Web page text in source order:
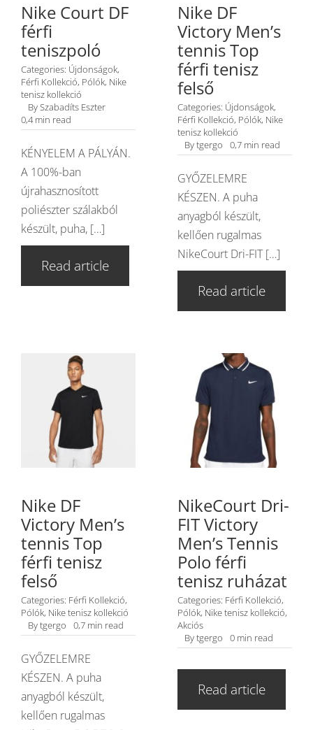
Nike Court DF
férfi
teniszpoló
Categories: Újdonságok,
Férfi Kollekció, Pólók, Nike
tenisz kollekció
BySzabadíts Eszter
0,4 min read
KÉNYELEM A PÁLYÁN.
A 100%-ban
újrahasznosított
poliészter szálakból
készült, puha, […]
Read article
Nike DF
Victory Men’s
tennis Top
férfi tenisz
felső
Categories: Újdonságok,
Férfi Kollekció, Pólók, Nike
tenisz kollekció
Bytgergo 0,7 min read
GYŐZELEMRE
KÉSZEN. A puha
anyagból készült,
kellően rugalmas
NikeCourt Dri-FIT […]
Read article
Nike DF
Victory Men’s
tennis Top
férfi tenisz
felső
Categories: Férfi Kollekció,
Pólók, Nike tenisz kollekció
Bytgergo 0,7 min read
GYŐZELEMRE
KÉSZEN. A puha
anyagból készült,
kellően rugalmas
NikeCourt Dri-
FIT Victory
Men’s Tennis
Polo férfi
tenisz ruházat
Categories: Férfi Kollekció,
Pólók, Nike tenisz kollekció,
Akciós
Bytgergo 0 min read
Read article